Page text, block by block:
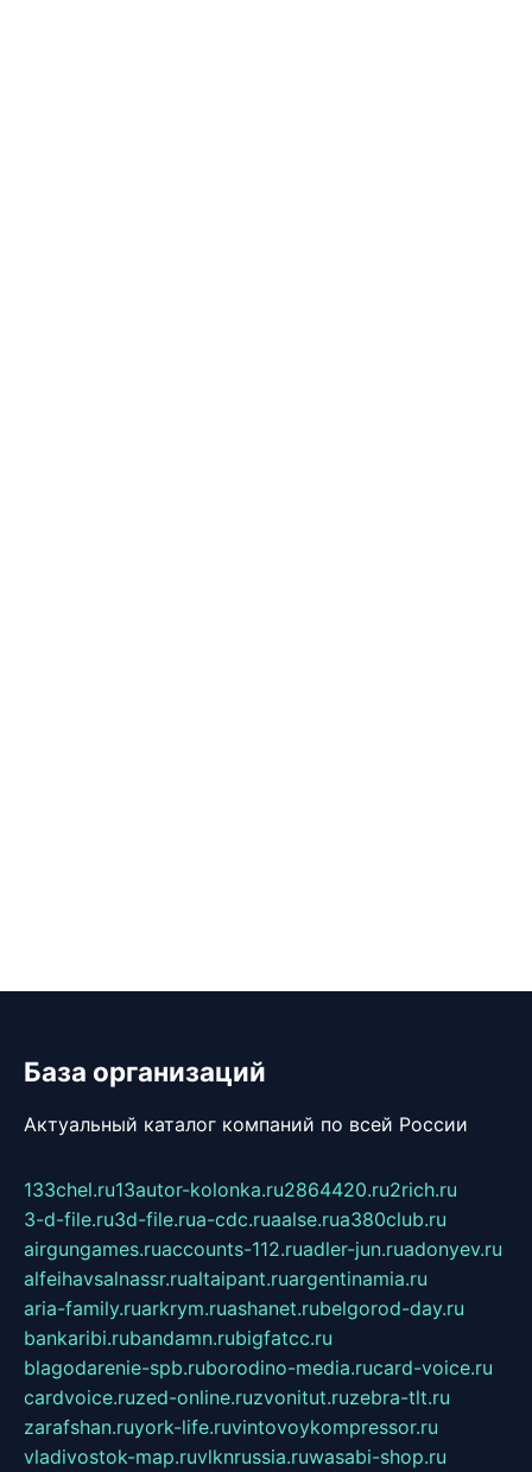
База организаций
Актуальный каталог компаний по всей России
133chel.ru13autor-kolonka.ru2864420.ru2rich.ru
3-d-file.ru3d-file.rua-cdc.ruaalse.rua380club.ru
airgungames.ruaccounts-112.ruadler-jun.ruadonyev.ru
alfeihavsalnassr.rualtaipant.ruargentinamia.ru
aria-family.ruarkrym.ruashanet.rubelgorod-day.ru
bankaribi.rubandamn.rubigfatcc.ru
blagodarenie-spb.ruborodino-media.rucard-voice.ru
cardvoice.ruzed-online.ruzvonitut.ruzebra-tlt.ru
zarafshan.ruyork-life.ruvintovoykompressor.ru
vladivostok-map.ruvlknrussia.ruwasabi-shop.ru